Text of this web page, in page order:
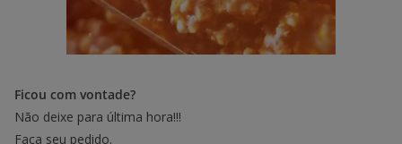
Ficou com vontade?
Não deixe para última hora!!!
Faça seu pedido.